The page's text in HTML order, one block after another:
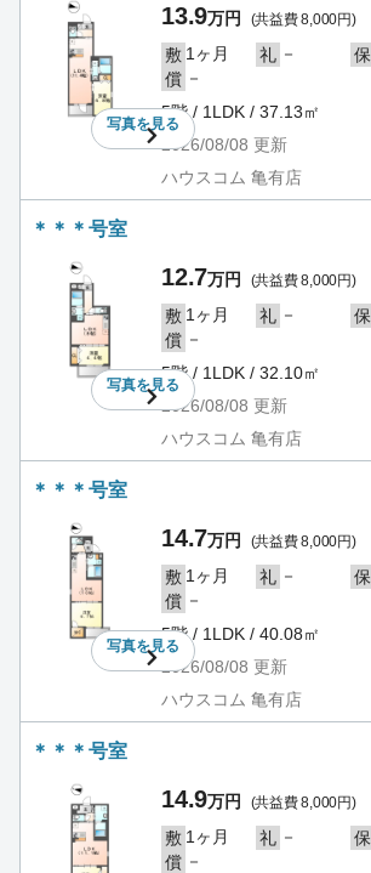
写真を見る
13.9万円 (共益費 8,000円)
敷 1ヶ月 礼 － 保
償 －
5階 / 1LDK / 37.13㎡
2026/08/08 更新
ハウスコム 亀有店
＊＊＊号室
写真を見る
12.7万円 (共益費 8,000円)
敷 1ヶ月 礼 － 保
償 －
5階 / 1LDK / 32.10㎡
2026/08/08 更新
ハウスコム 亀有店
＊＊＊号室
写真を見る
14.7万円 (共益費 8,000円)
敷 1ヶ月 礼 － 保
償 －
5階 / 1LDK / 40.08㎡
2026/08/08 更新
ハウスコム 亀有店
＊＊＊号室
14.9万円 (共益費 8,000円)
敷 1ヶ月 礼 － 保
償 －